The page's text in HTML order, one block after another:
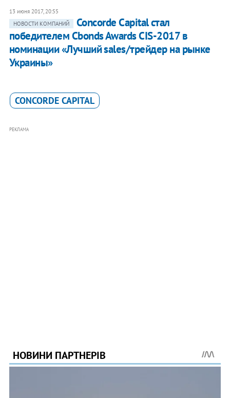
13 июня 2017, 20:55
НОВОСТИ КОМПАНИЙ
Concorde Capital стал
победителем Cbonds Awards CIS-2017 в
номинации «Лучший sales/трейдер на рынке
Украины»
CONCORDE CAPITAL
РЕКЛАМА